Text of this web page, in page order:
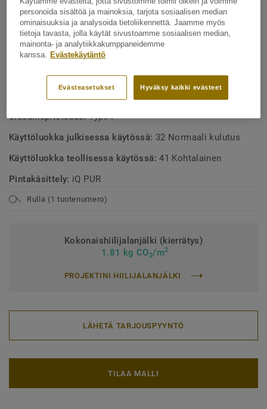
Voidaan kuivakiillottaa uudenveroiseksi
Täysin kierrätettävissä, sekä asennushukka että puretut
lattiat
TEKNISET TIEDOT
Sideainepitoisuus:Type I
Käyttöluokka julkisessa käytössä: 32 Normaali kulutus
Käyttöluokka teollisessa käytössä:41 Kohtalainen
Pintakäsittely: iQ PUR
Rulla (1 tuotenumero)
Kokonaishiilijalanjälki (kierrätys)
1.81 kg CO2/m2
PROJEKTINI HIILIJALANJÄLKI
LÄHETÄ TARJOUSPYYNTÖ
TILAA MALLI
personoida sisältöä ja mainoksia, tarjota sosiaalisen median
ominaisuuksia ja analysoida tietoliikennettä. Jaamme myös
tietoja tavasta, jolla käytät sivustoamme sosiaalisen median,
mainonta- ja analytiikkakumppaneidemme
kanssa. Evästekäytäntö
Hyväksy kaikki evästeet
Evästeasetukset